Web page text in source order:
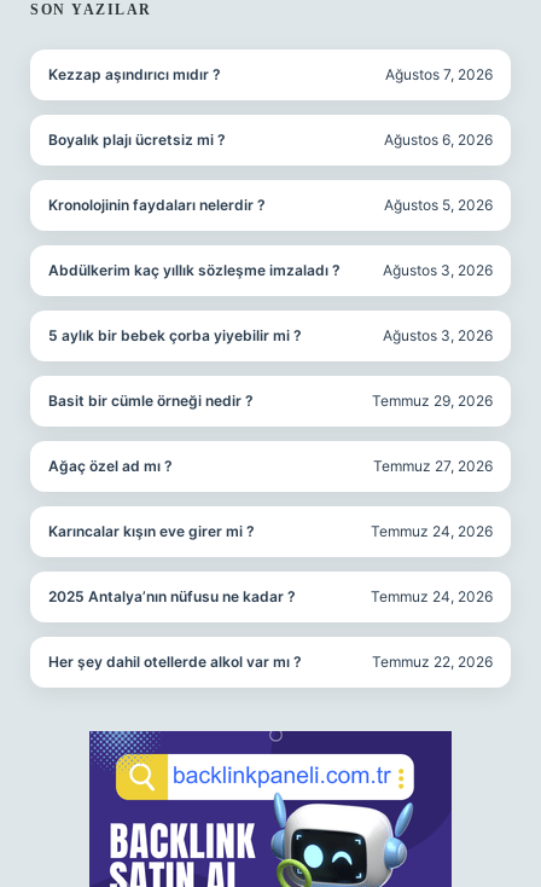
SIDEBAR
SON YAZILAR
Kezzap aşındırıcı mıdır ? Ağustos 7, 2026
Boyalık plajı ücretsiz mi ? Ağustos 6, 2026
Kronolojinin faydaları nelerdir ? Ağustos 5, 2026
Abdülkerim kaç yıllık sözleşme imzaladı ? Ağustos 3, 2026
5 aylık bir bebek çorba yiyebilir mi ? Ağustos 3, 2026
Basit bir cümle örneği nedir ? Temmuz 29, 2026
Ağaç özel ad mı ? Temmuz 27, 2026
Karıncalar kışın eve girer mi ? Temmuz 24, 2026
2025 Antalya’nın nüfusu ne kadar ? Temmuz 24, 2026
Her şey dahil otellerde alkol var mı ? Temmuz 22, 2026